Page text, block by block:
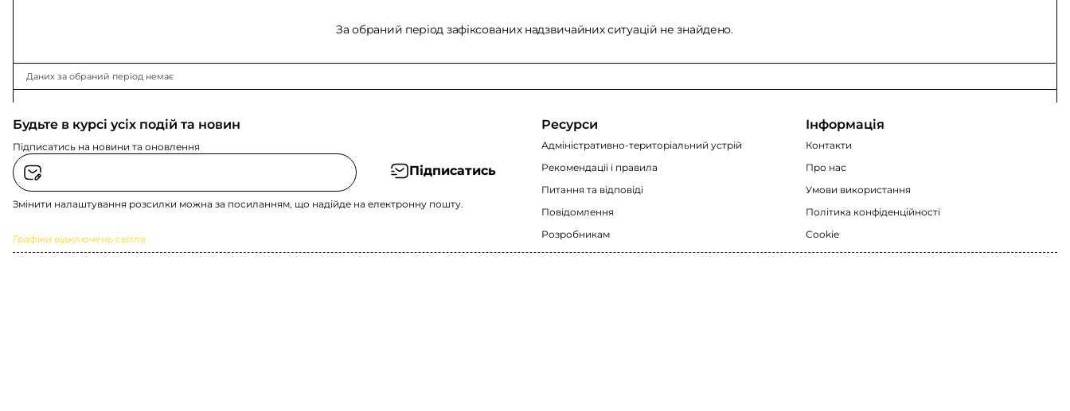
За обраний період зафіксованих надзвичайних ситуацій не знайдено.
Даних за обраний період немає
Будьте в курсі усіх подій та новин
Підписатись на новини та оновлення
Підписатись
Змінити налаштування розсилки можна за посиланням, що надійде на електронну пошту.
Графіки відключень світла
Ресурси
Адміністративно-територіальний устрій
Рекомендації i правила
Питання та відповіді
Повідомлення
Розробникам
Інформація
Контакти
Про нас
Умови використання
Політика конфіденційності
Cookie